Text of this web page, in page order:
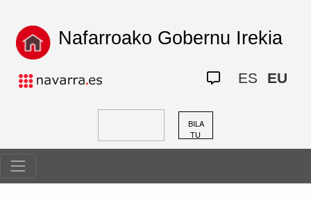
Nafarroako Gobernu Irekia
ES EU
BILA
TU